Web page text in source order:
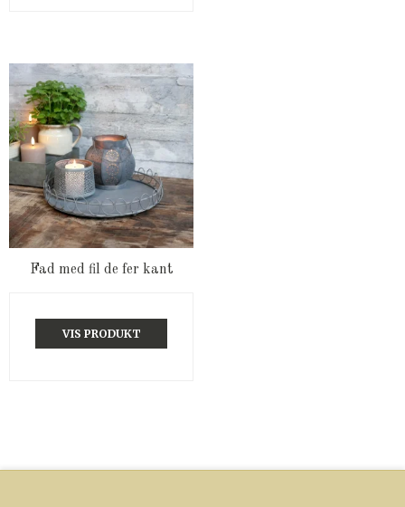
Fad med fil de fer kant
VIS PRODUKT